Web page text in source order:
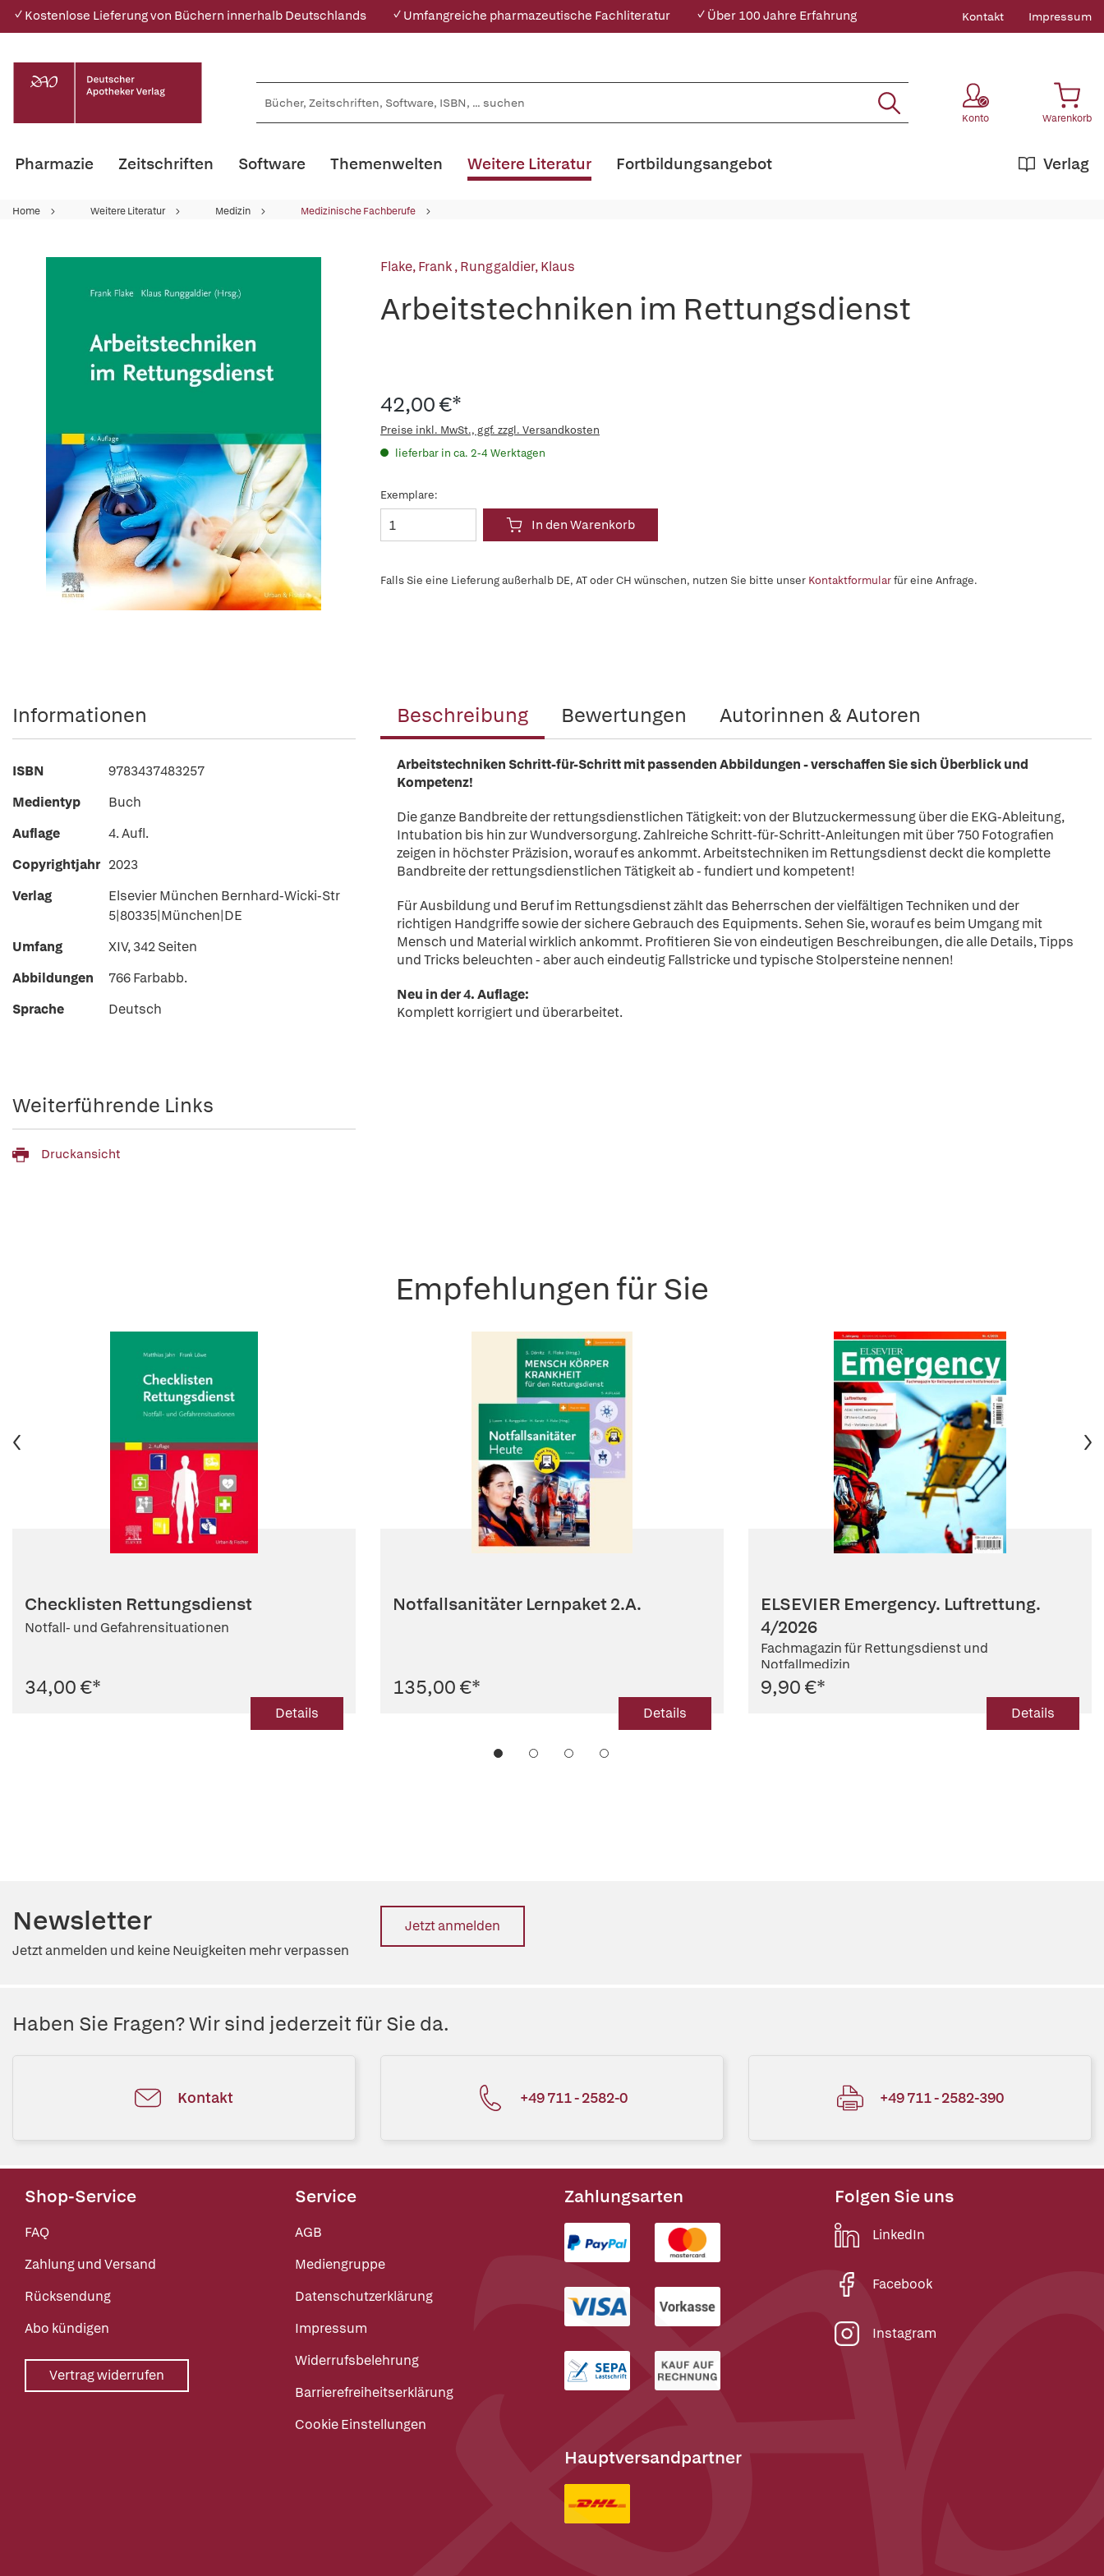
✓ Kostenlose Lieferung von Büchern innerhalb Deutschlands ✓ Umfangreiche pharmazeutische Fachliteratur ✓ Über 100 Jahre Erfahrung Kontakt Impressum
Konto Warenkorb
Pharmazie Zeitschriften Software Themenwelten Weitere Literatur Verlag
Fortbildungsangebot
Home Weitere Literatur Medizin Medizinische Fachberufe
Flake, Frank,Runggaldier, Klaus
Arbeitstechniken im Rettungsdienst
42,00 €*
Preise inkl. MwSt., ggf. zzgl. Versandkosten
lieferbar in ca. 2-4 Werktagen
Exemplare:
In den Warenkorb
Falls Sie eine Lieferung außerhalb DE, AT oder CH wünschen, nutzen Sie bitte unser Kontaktformularfür eine Anfrage.
Beschreibung Bewertungen Autorinnen & Autoren
Arbeitstechniken Schritt-für-Schritt mit passenden Abbildungen - verschaffen Sie sich Überblick und
Kompetenz!
Die ganze Bandbreite der rettungsdienstlichen Tätigkeit: von der Blutzuckermessung über die EKG-Ableitung,
Intubation bis hin zur Wundversorgung. Zahlreiche Schritt-für-Schritt-Anleitungen mit über 750 Fotografien
zeigen in höchster Präzision, worauf es ankommt. Arbeitstechniken im Rettungsdienst deckt die komplette
Bandbreite der rettungsdienstlichen Tätigkeit ab - fundiert und kompetent!
Für Ausbildung und Beruf im Rettungsdienst zählt das Beherrschen der vielfältigen Techniken und der
richtigen Handgriffe sowie der sichere Gebrauch des Equipments. Sehen Sie, worauf es beim Umgang mit
Mensch und Material wirklich ankommt. Profitieren Sie von eindeutigen Beschreibungen, die alle Details, Tipps
und Tricks beleuchten - aber auch eindeutig Fallstricke und typische Stolpersteine nennen!
Neu in der 4. Auflage:
Komplett korrigiert und überarbeitet.
Informationen
ISBN
9783437483257
Medientyp
Buch
Auflage
4. Aufl.
Copyrightjahr 2023
Verlag
Elsevier München Bernhard-Wicki-Str
5|80335|München|DE
Umfang
XIV, 342 Seiten
Abbildungen
766 Farbabb.
Sprache
Deutsch
Weiterführende Links
Druckansicht
Empfehlungen für Sie
Checklisten Rettungsdienst
Notfall- und Gefahrensituationen
34,00 €*
Details
Notfallsanitäter Lernpaket 2.A.
135,00 €*
Details
ELSEVIER Emergency. Luftrettung.
4/2026
Fachmagazin für Rettungsdienst und
Notfallmedizin
9,90 €*
Details
Newsletter
Jetzt anmelden und keine Neuigkeiten mehr verpassen
Jetzt anmelden
Haben Sie Fragen? Wir sind jederzeit für Sie da.
Kontakt +49 711 - 2582-0 +49 711 - 2582-390
Shop-Service
FAQ
Zahlung und Versand
Rücksendung
Abo kündigen
Vertrag widerrufen
Service
AGB
Mediengruppe
Datenschutzerklärung
Impressum
Widerrufsbelehrung
Barrierefreiheitserklärung
Cookie Einstellungen
Zahlungsarten
Hauptversandpartner
Folgen Sie uns
LinkedIn
Facebook
Instagram